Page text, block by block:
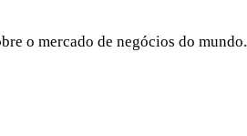
o mercado de negócios do mundo.